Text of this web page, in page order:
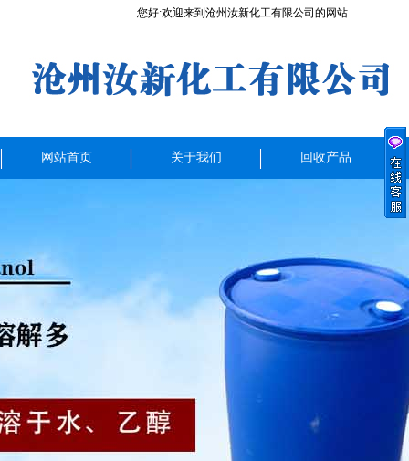
您好:欢迎来到沧州汝新化工有限公司的网站
网站首页 关于我们 回收产品